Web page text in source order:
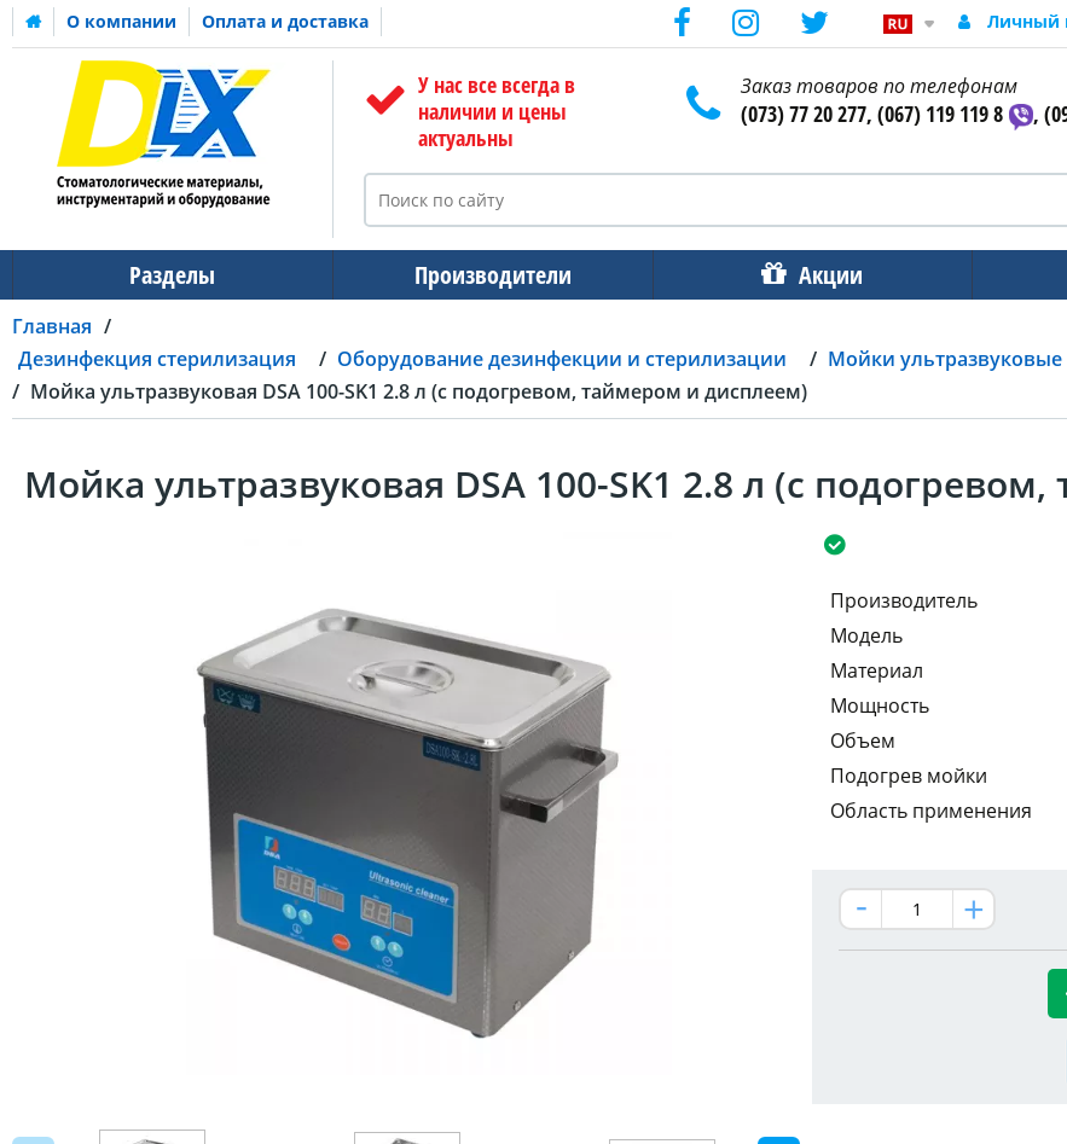
О компании Оплата и доставка Личный
У нас все всегда в
наличии и цены
актуальны
Заказ товаров по телефонам
(073) 77 20 277, (067) 119 119 8 ,
Разделы Производители Акции
Главная
Дезинфекция стерилизация
Оборудование дезинфекции и стерилизации
Мойки ультразвуковые
Мойка ультразвуковая DSA 100-SK1 2.8 л (с подогревом, таймером и дисплеем)
Мойка ультразвуковая DSA 100-SK1 2.8 л (с
Производитель
Модель
Материал
Мощность
Объем
Подогрев мойки
Область применения